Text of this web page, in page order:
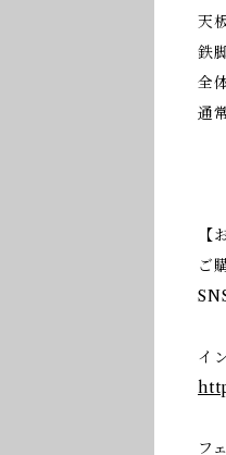
天
鉄
全
通
【
ご
イ
フ